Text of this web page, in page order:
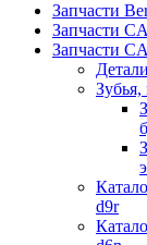
Запчасти
Запчасти
Запчасти
d9r